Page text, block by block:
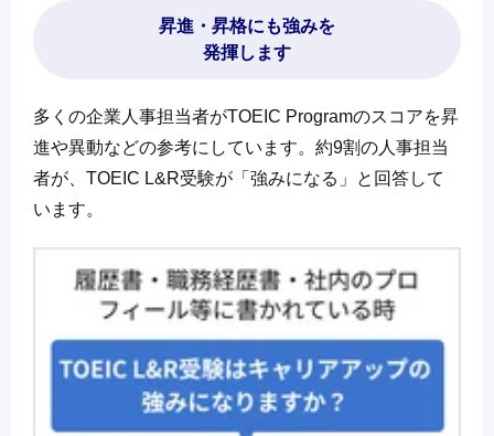
昇進・昇格にも強みを
発揮します
多くの企業人事担当者がTOEIC Programのスコアを昇
進や異動などの参考にしています。約9割の人事担当
者が、TOEIC L&R受験が「強みになる」と回答して
います。